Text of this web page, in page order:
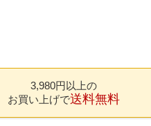
3,980円以上の
お買い上げで送料無料